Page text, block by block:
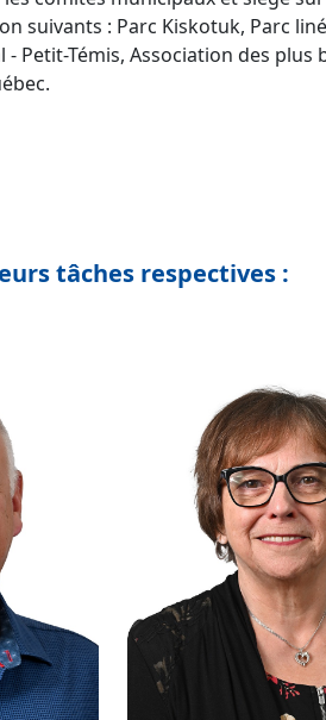
suivants : Parc Kiskotuk, Parc
Petit-Témis, Association des plus
tâches respectives :